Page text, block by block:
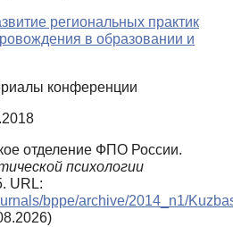
региональных практик
в образовании и
конференции
отделение ФПО России.
психологии
URL:
bppe/archive/2014_n1/